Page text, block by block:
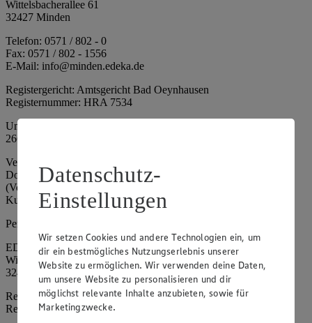
Wittelsbacherallee 61
32427 Minden
Telefon: 0571 / 802 - 0
Fax: 0571 / 802 - 1556
E-Mail: info@minden.edeka.de
Registergericht: Amtsgericht Bad Oeynhausen
Registernummer: HRA 7534
Umsatzsteuer-Identifikationsnummer gem. § 27a UStG: DE
266067317
Vertretungsberechtigte: Mark Rosenkranz (Sprecher), Eileen
Dominique Klingsiek (Vorstandsmitglied), Ulf-U. Plath
(Vorstandsmitglied), Stephan Wohler (Vorstandsmitglied), Marc
Kuhlmann (Aufsichtsratsvorsitzender)
Persönlich haftende Gesellschafterin:
EDEKA Minden-Hannover Holding GmbH
Wittelsbacherallee 61
32427 Minden
Registergericht: Amtsgericht Bad Oeynhausen
Registernummer: HRB 4086
Datenschutz-
Einstellungen
Wir setzen Cookies und andere Technologien ein, um
dir ein bestmögliches Nutzungserlebnis unserer
Website zu ermöglichen. Wir verwenden deine Daten,
um unsere Website zu personalisieren und dir
möglichst relevante Inhalte anzubieten, sowie für
Marketingzwecke.